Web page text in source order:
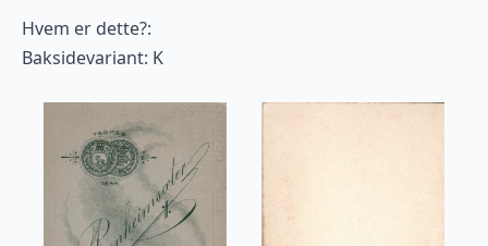
Hvem er dette?:
Baksidevariant: K